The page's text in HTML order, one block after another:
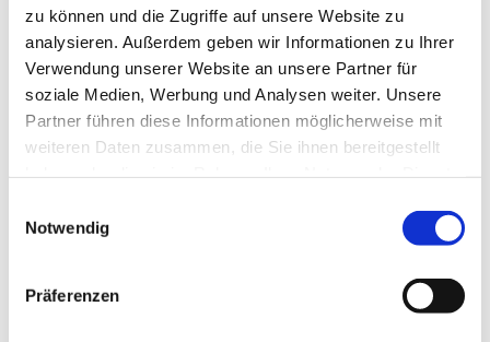
zu können und die Zugriffe auf unsere Website zu
analysieren. Außerdem geben wir Informationen zu Ihrer
Verwendung unserer Website an unsere Partner für
soziale Medien, Werbung und Analysen weiter. Unsere
Partner führen diese Informationen möglicherweise mit
weiteren Daten zusammen, die Sie ihnen bereitgestellt
Notwendig
Präferenzen
Dies könnte Sie auch interessieren